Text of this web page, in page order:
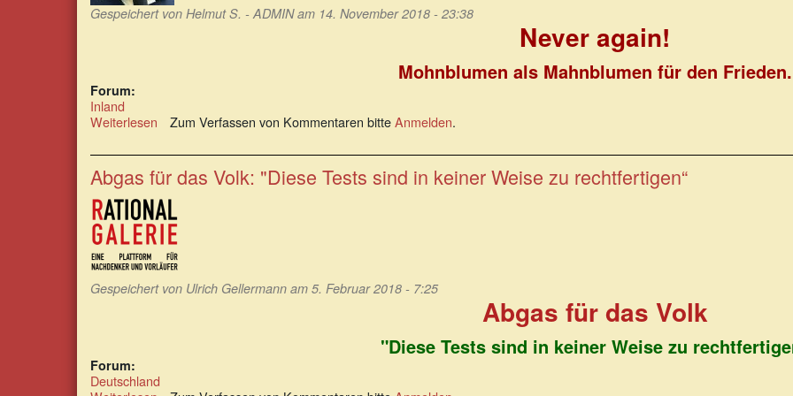
Gespeichert von Helmut S. - ADMINam 14. November 2018 - 23:38
Never again!
Mohnblumen als Mahnblumen für den Frieden.
Forum:
Inland
Weiterlesen über
again!
Mohnblumen
als
Mahnblumen
für
den
Frieden.
Zum Verfassen von Kommentaren bitteAnmelden.
Abgas für das Volk: "Diese Tests sind in keiner Weise zu rechtfertigen“
Gespeichert von Ulrich Gellermann am 5. Februar 2018 - 7:25
Abgas für das Volk
"Diese Tests sind in keiner Weise zu
Forum:
Deutschland